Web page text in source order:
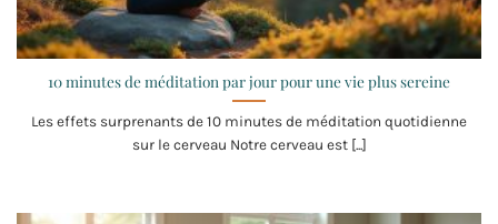
10 minutes de méditation par jour pour une vie plus sereine
Les effets surprenants de 10 minutes de méditation quotidienne
sur le cerveau Notre cerveau est [...]